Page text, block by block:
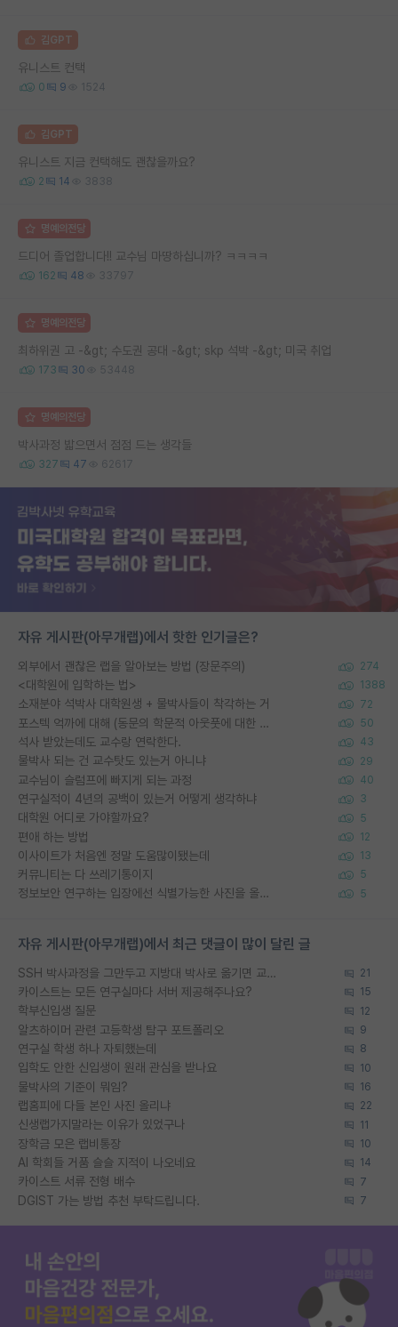
김GPT
유니스트 컨택
0 9 1524
김GPT
유니스트 지금 컨택해도 괜찮을까요?
2 14 3838
명예의전당
드디어 졸업합니다!! 교수님 마땅하십니까? ㅋㅋㅋㅋ
162 48 33797
명예의전당
최하위권 고 -&gt; 수도권 공대 -&gt; skp 석박 -&gt; 미국 취업
173 30 53448
명예의전당
박사과정 밟으면서 점점 드는 생각들
327 47 62617
자유 게시판(아무개랩)에서 핫한 인기글은?
외부에서 괜찮은 랩을 알아보는 방법 (장문주의) 274
<대학원에 입학하는 법> 1388
소재분야 석박사 대학원생 + 물박사들이 착각하는 거 72
포스텍 억까에 대해 (동문의 학문적 아웃풋에 대한 반박) 50
석사 받았는데도 교수랑 연락한다. 43
물박사 되는 건 교수탓도 있는거 아니냐 29
교수님이 슬럼프에 빠지게 되는 과정 40
연구실적이 4년의 공백이 있는거 어떻게 생각하냐 3
대학원 어디로 가야할까요? 5
편애 하는 방법 12
이사이트가 처음엔 정말 도움많이됐는데 13
커뮤니티는 다 쓰레기통이지 5
정보보안 연구하는 입장에선 식별가능한 사진을 올리는건 비추이긴함 5
자유 게시판(아무개랩)에서 최근 댓글이 많이 달린 글
SSH 박사과정을 그만두고 지방대 박사로 옮기면 교수의 꿈은 끝일까요? 21
카이스트는 모든 연구실마다 서버 제공해주나요? 15
학부신입생 질문 12
알츠하이머 관련 고등학생 탐구 포트폴리오 9
연구실 학생 하나 자퇴했는데 8
입학도 안한 신입생이 원래 관심을 받나요 10
물박사의 기준이 뭐임? 16
랩홈피에 다들 본인 사진 올리냐 22
신생랩가지말라는 이유가 있었구나 11
장학금 모은 랩비통장 10
AI 학회들 거품 슬슬 지적이 나오네요 14
카이스트 서류 전형 배수 7
DGIST 가는 방법 추천 부탁드립니다. 7